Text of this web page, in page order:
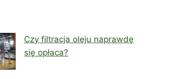
Czy filtracja oleju naprawdę
się opłaca?